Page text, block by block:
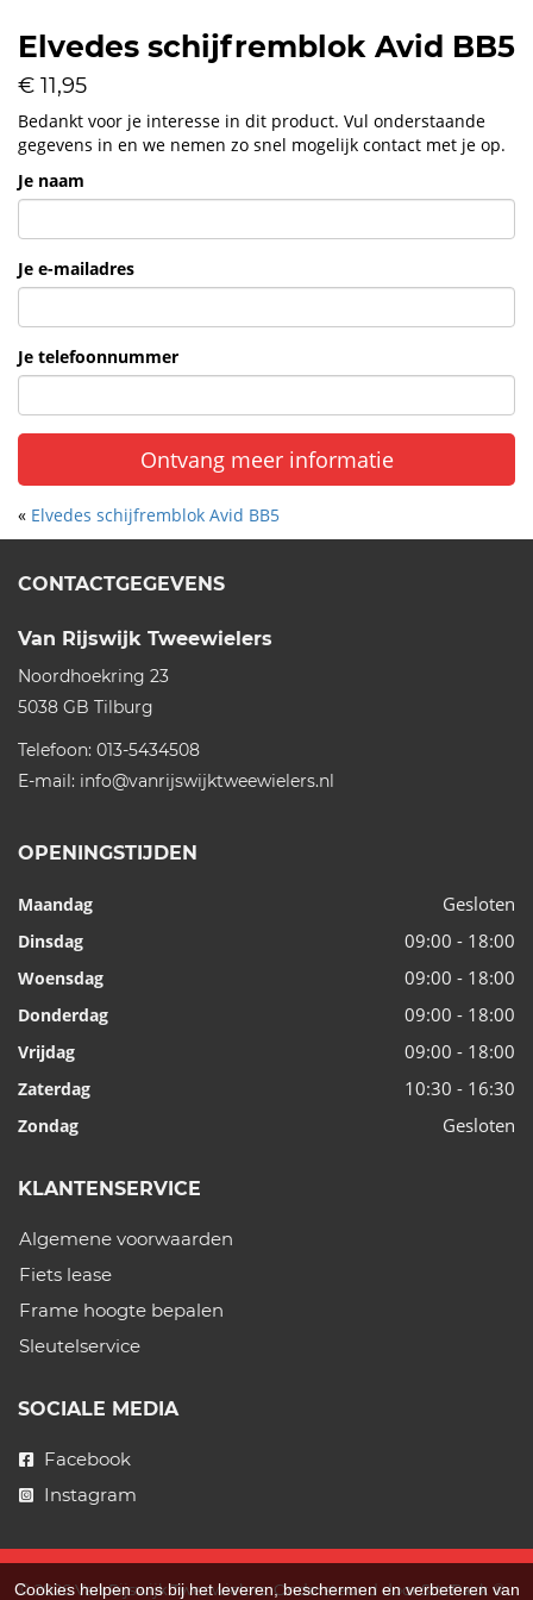
Elvedes schijfremblok Avid BB5
€ 11,95
Bedankt voor je interesse in dit product. Vul onderstaande
gegevens in en we nemen zo snel mogelijk contact met je op.
Je naam
Je e-mailadres
Je telefoonnummer
Ontvang meer informatie
« Elvedes schijfremblok Avid BB5
CONTACTGEGEVENS
Van Rijswijk Tweewielers
Noordhoekring 23
5038 GB Tilburg
Telefoon: 013-5434508
E-mail: info@vanrijswijktweewielers.nl
OPENINGSTIJDEN
Maandag Gesloten
Dinsdag 09:00 - 18:00
Woensdag 09:00 - 18:00
Donderdag 09:00 - 18:00
Vrijdag 09:00 - 18:00
Zaterdag 10:30 - 16:30
Zondag Gesloten
KLANTENSERVICE
Algemene voorwaarden
Fiets lease
Frame hoogte bepalen
Sleutelservice
SOCIALE MEDIA
Facebook
Instagram
© 2026 Van Rijswijk Tweewielers. Ondersteund doorSitePack ®
Cookies helpen ons bij het leveren, beschermen en verbeteren van